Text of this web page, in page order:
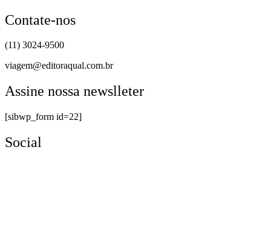
Contate-nos
(11) 3024-9500
viagem@editoraqual.com.br
Assine nossa newslleter
[sibwp_form id=22]
Social